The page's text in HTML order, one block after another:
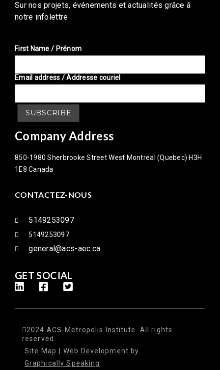
Sur nos projets, événements et actualités grâce â
notre infolettre
First Name / Prénom
Email address / Addresse couriel
Company Address
850-1980 Sherbrooke Street West Montreal (Quebec) H3H
1E8 Canada
CONTACTEZ-NOUS
5149253097
5149253097
general@acs-aec.ca
GET SOCIAL
2024 ACS-Metropolis Institute. All rights
reserved.
Site Map
Web Development by
Graphically Speaking